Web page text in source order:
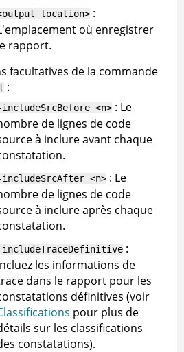
location> :
où enregistrer
rapport.
facultatives de la commande
:
includeSrcBefore <n> : Le
de lignes de code
à inclure avant chaque
includeSrcAfter <n> : Le
de lignes de code
à inclure après chaque
includeTraceDefinitive :
les informations de
dans le rapport pour les
définitives (voir
pour plus de
sur les classifications
constatations).